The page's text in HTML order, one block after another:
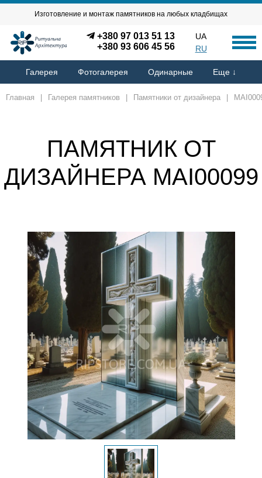
Изготовление и монтаж памятников на любых кладбищах
+380 97 013 51 13
+380 93 606 45 56
UA
RU
Галерея Фотогалерея Одинарные Еще ↓
Главная Галерея памятников Памятники от дизайнера
ПАМЯТНИК ОТ
ДИЗАЙНЕРА MAI00099